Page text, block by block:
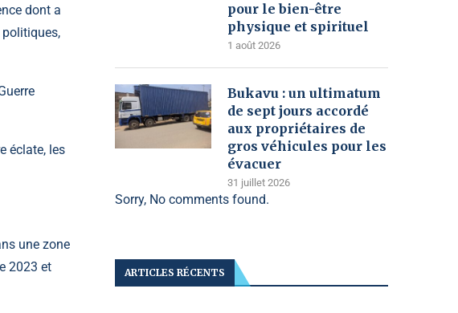
dont a
éclate, les
une zone
2023 et
pour le bien-être
physique et spirituel
1 août 2026
Bukavu : un ultimatum
de sept jours accordé
aux propriétaires de
gros véhicules pour les
évacuer
31 juillet 2026
Sorry, No comments found.
ARTICLES RÉCENTS